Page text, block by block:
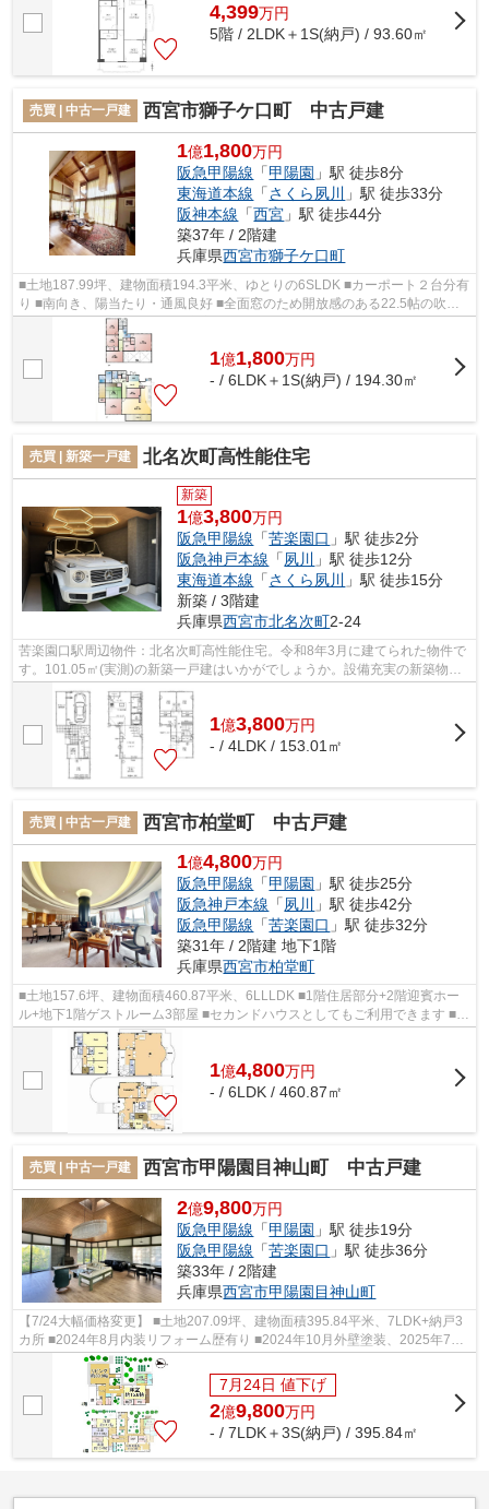
4,399万円
5階 / 2LDK＋1S(納戸) / 93.60㎡
売買 | 中古一戸建 西宮市獅子ケ口町 中古戸建
1億1,800万円
阪急甲陽線 「甲陽園 」駅 徒歩8分
東海道本線 「さくら夙川
」駅 徒歩33分
阪神本線 「西宮 」駅 徒歩44分
築37年 / 2階建
兵庫県西宮市獅子ケ口町
■土地187.99坪、建物面積194.3平米、ゆとりの6SLDK ■カーポート２台分有
り ■南向き、陽当たり・通風良好 ■全面窓のため開放感のある22.5帖の吹抜
けのリビング ■納戸など収納充実 ■テ...
1億1,800万円
- / 6LDK＋1S(納戸) / 194.30㎡
売買 | 新築一戸建 北名次町高性能住宅
新築
1億3,800万円
阪急甲陽線 「苦楽園口 」駅 徒歩2分
阪急神戸本線 「夙川
」駅 徒歩12分
東海道本線 「さくら夙川
」駅 徒歩15分
新築 / 3階建
兵庫県西宮市北名次町2-24
苦楽園口駅周辺物件：北名次町高性能住宅。令和8年3月に建てられた物件で
す。101.05㎡(実測)の新築一戸建はいかがでしょうか。設備充実の新築物件
で新生活をはじめませんか。ハウスコ...
1億3,800万円
- / 4LDK / 153.01㎡
売買 | 中古一戸建 西宮市柏堂町 中古戸建
1億4,800万円
阪急甲陽線 「甲陽園 」駅 徒歩25分
阪急神戸本線 「夙川
」駅 徒歩42分
阪急甲陽線 「苦楽園口 」駅 徒歩32分
築31年 / 2階建 地下1階
兵庫県西宮市柏堂町
■土地157.6坪、建物面積460.87平米、6LLLDK ■1階住居部分+2階迎賓ホー
ル+地下1階ゲストルーム3部屋 ■セカンドハウスとしてもご利用できます ■駐
車スペース並列2台分 ■前面道路6.4ｍ ■...
1億4,800万円
- / 6LDK / 460.87㎡
売買 | 中古一戸建 西宮市甲陽園目神山町 中古戸建
2億9,800万円
阪急甲陽線 「甲陽園 」駅 徒歩19分
阪急甲陽線 「苦楽園口 」駅 徒歩36分
築33年 / 2階建
兵庫県西宮市甲陽園目神山町
【7/24大幅価格変更】 ■土地207.09坪、建物面積395.84平米、7LDK+納戸3
カ所 ■2024年8月内装リフォーム歴有り ■2024年10月外壁塗装、2025年7月
屋根リフォーム歴有り ■車庫4台分 ■南向き...
7月24日 値下げ
2億9,800万円
- / 7LDK＋3S(納戸) / 395.84㎡